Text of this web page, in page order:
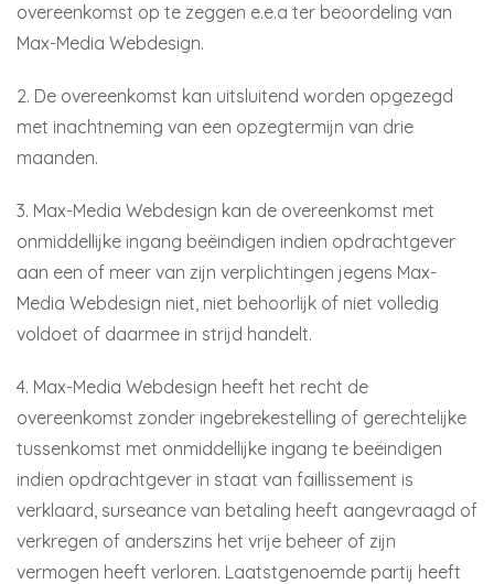
overeenkomst op te zeggen e.e.a ter beoordeling van
Max-Media Webdesign.
2. De overeenkomst kan uitsluitend worden opgezegd
met inachtneming van een opzegtermijn van drie
maanden.
3. Max-Media Webdesign kan de overeenkomst met
onmiddellijke ingang beëindigen indien opdrachtgever
aan een of meer van zijn verplichtingen jegens Max-
Media Webdesign niet, niet behoorlijk of niet volledig
voldoet of daarmee in strijd handelt.
4. Max-Media Webdesign heeft het recht de
overeenkomst zonder ingebrekestelling of gerechtelijke
tussenkomst met onmiddellijke ingang te beëindigen
indien opdrachtgever in staat van faillissement is
verklaard, surseance van betaling heeft aangevraagd of
verkregen of anderszins het vrije beheer of zijn
vermogen heeft verloren. Laatstgenoemde partij heeft